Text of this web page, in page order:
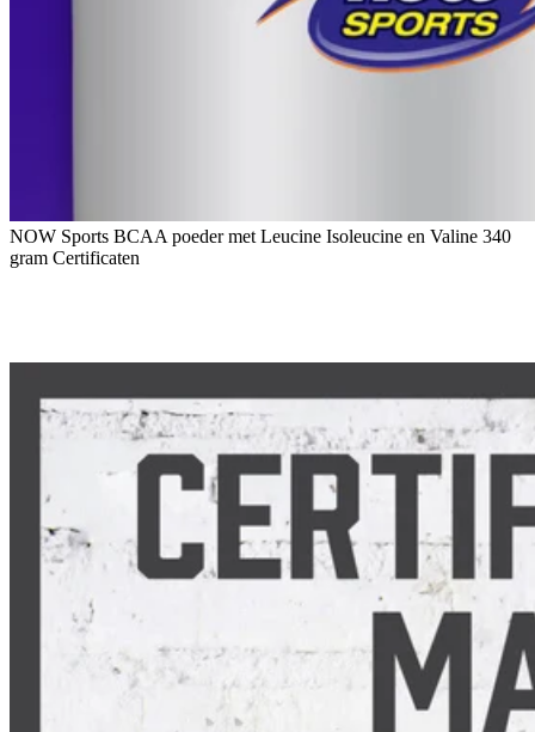
NOW Sports BCAA poeder met Leucine Isoleucine en Valine 340
gram Certificaten